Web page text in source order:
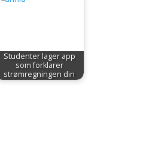
Studenter lager app
som forklarer
strømregningen din